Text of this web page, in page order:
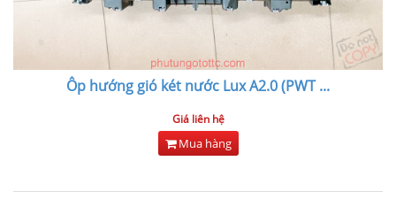
Ôp hướng gió két nước Lux A2.0 (PWT...
Giá liên hệ
Mua hàng